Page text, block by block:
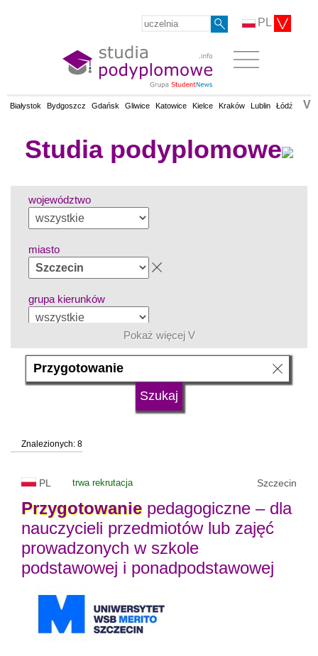
PL
Białystok Bydgoszcz Gdańsk Gliwice Katowice Kielce Kraków Lublin Łódź V
Studia podyplomowe
województwo
miasto
grupa kierunków
język
status uczelni
Pokaż więcej V
Znalezionych: 8
PL trwa rekrutacja Szczecin
Przygotowaniepedagogiczne – dla
nauczycieli przedmiotów lub zajęć
prowadzonych w szkole
podstawowej i ponadpodstawowej